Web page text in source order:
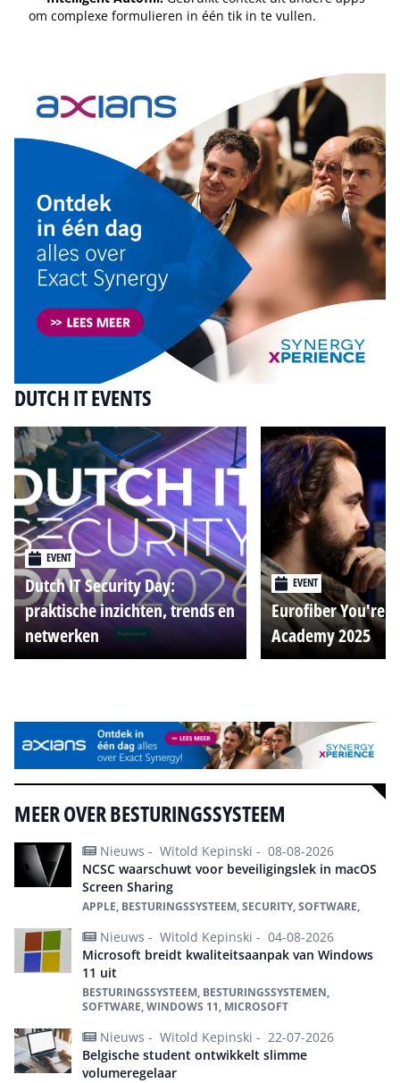
om complexe formulieren in één tik in te vullen.
DUTCH IT EVENTS
EVENT
Dutch IT Security Day:
praktische inzichten, trends en
netwerken
EVENT
Eurofiber You're
Academy 2025
MEER OVER BESTURINGSSYSTEEM
Nieuws - Witold Kepinski - 08-08-2026
NCSC waarschuwt voor beveiligingslek in macOS
Screen Sharing
APPLE, BESTURINGSSYSTEEM, SECURITY, SOFTWARE,
Nieuws - Witold Kepinski - 04-08-2026
Microsoft breidt kwaliteitsaanpak van Windows
11 uit
BESTURINGSSYSTEEM, BESTURINGSSYSTEMEN,
SOFTWARE, WINDOWS 11, MICROSOFT
Nieuws - Witold Kepinski - 22-07-2026
Belgische student ontwikkelt slimme
volumeregelaar